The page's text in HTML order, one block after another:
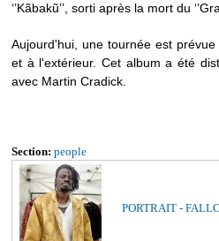
‘’Kãbakũ’’, sorti après la mort du
Aujourd'hui, une tournée est prévue
et à l'extérieur. Cet album a été
avec Martin Cradick.
Section: people
PORTRAIT -